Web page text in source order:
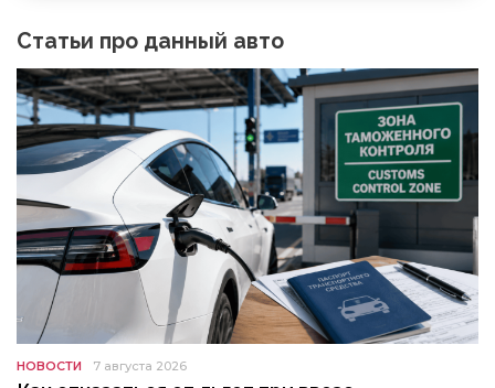
Статьи про данный авто
НОВОСТИ 7 августа 2026